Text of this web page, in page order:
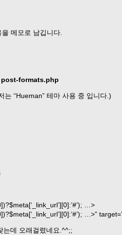
메모로 남깁니다.
post-formats.php
“Hueman” 테마 사용 중 입니다.)
…>
…>”
는데 오래걸렸네요.^^;;